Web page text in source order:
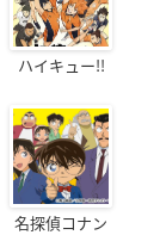
ハイキュー!!
名探偵コナン